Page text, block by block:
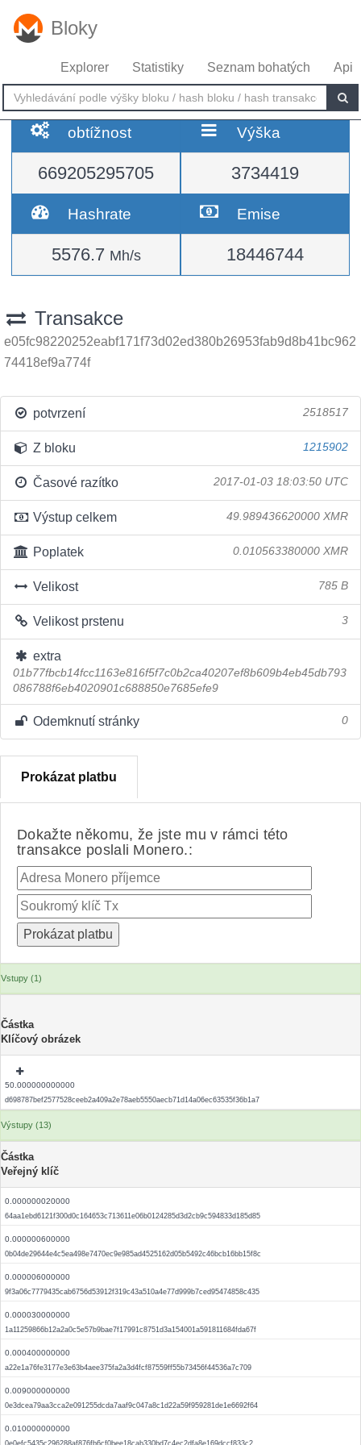
Bloky
Explorer Statistiky Seznam bohatých Api
obtížnost
669205295705
Výška
3734419
Hashrate
5576.7 Mh/s
Emise
18446744
Transakce
e05fc98220252eabf171f73d02ed380b26953fab9d8b41bc962
74418ef9a774f
potvrzení 2518517
Z bloku 1215902
Časové razítko 2017-01-03 18:03:50 UTC
Výstup celkem 49.989436620000 XMR
Poplatek 0.010563380000 XMR
Velikost 785 B
Velikost prstenu 3
extra
01b77fbcb14fcc1163e816f5f7c0b2ca40207ef8b609b4eb45db793
086788f6eb4020901c688850e7685efe9
Odemknutí stránky 0
Prokázat platbu
Dokažte někomu, že jste mu v rámci této
transakce poslali Monero.:
Vstupy (1)
Částka
Klíčový obrázek
50.000000000000
d698787bef2577528ceeb2a409a2e78aeb5550aecb71d14a06ec63535f36b1a7
Výstupy (13)
Částka
Veřejný klíč
0.000000020000
64aa1ebd6121f300d0c164653c713611e06b0124285d3d2cb9c594833d185d85
0.000000600000
0b04de29644e4c5ea498e7470ec9e985ad4525162d05b5492c46bcb16bb15f8c
0.000006000000
9f3a06c7779435cab6756d53912f319c43a510a4e77d999b7ced95474858c435
0.000030000000
1a11259866b12a2a0c5e57b9bae7f17991c8751d3a154001a591811684fda67f
0.000400000000
a22e1a76fe3177e3e63b4aee375fa2a3d4fcf87559ff55b73456f44536a7c709
0.009000000000
0e3dcea79aa3cca2e091255dcda7aaf9c047a8c1d22a59f959281de1e6692f64
0.010000000000
0e0efc5435c296288af876fb6cf0bee18cab330bd7c4ec2dfa8e169dccf833c2